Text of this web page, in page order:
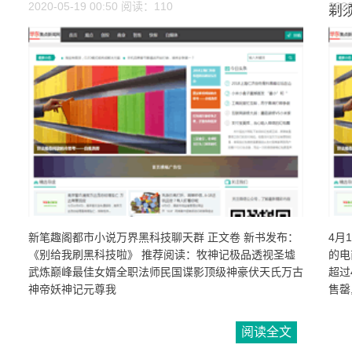
2020-05-19 00:50 阅读：110
新笔趣阁都市小说万界黑科技聊天群 正文卷 新书发布：
《别给我刷黑科技啦》 推荐阅读：牧神记极品透视圣墟
武炼巅峰最佳女婿全职法师民国谍影顶级神豪伏天氏万古
神帝妖神记元尊我
阅读全文
剃
4月
的
超
售